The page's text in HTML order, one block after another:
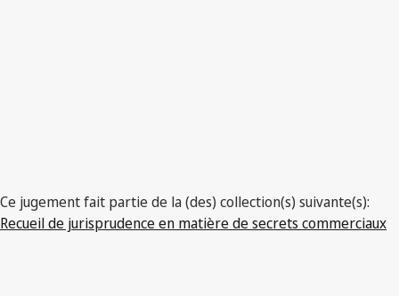
Ce jugement fait partie de la (des) collection(s) suivante(s):
Recueil de jurisprudence en matière de secrets commerciaux